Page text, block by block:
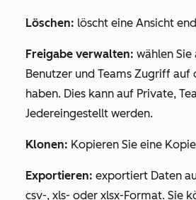
Löschen: löscht eine Ansicht
Freigabe verwalten: wählen Sie
Benutzer und Teams Zugriff auf
haben. Dies kann auf Private,
Jedereingestellt werden.
Klonen: Kopieren Sie eine
Exportieren: exportiert Daten
csv-, xls- oder xlsx-Format. Sie